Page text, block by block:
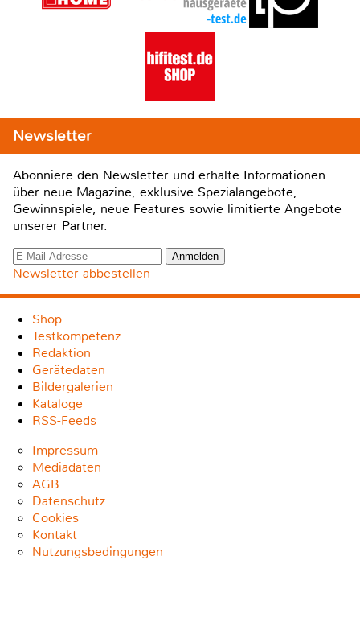
Newsletter
Abonniere den Newsletter und erhalte Informationen
über neue Magazine, exklusive Spezialangebote,
Gewinnspiele, neue Features sowie limitierte Angebote
unserer Partner.
Newsletter abbestellen
Shop
Testkompetenz
Redaktion
Gerätedaten
Bildergalerien
Kataloge
RSS-Feeds
Impressum
Mediadaten
AGB
Datenschutz
Cookies
Kontakt
Nutzungsbedingungen